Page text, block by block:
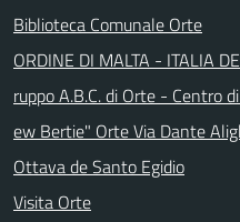
Biblioteca Comunale Orte
ORDINE DI MALTA - ITALIA
ruppo A.B.C. di Orte - Centro
ew Bertie" Orte Via Dante
Ottava de Santo Egidio
Visita Orte